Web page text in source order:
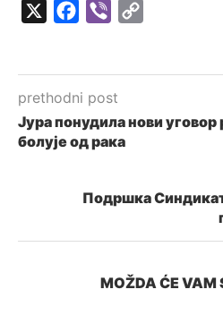
Facebook
Viber
prethodni post
Јура понудила нови уговор
болује од рака
Подршка
MOŽDA ĆE VAM